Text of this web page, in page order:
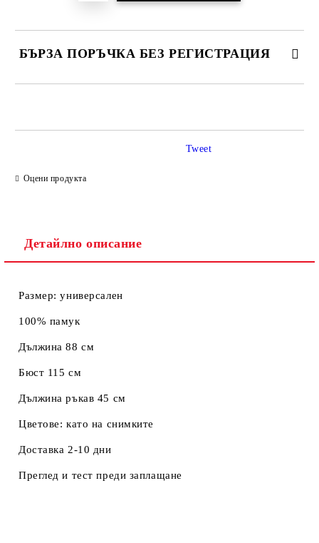
БЪРЗА ПОРЪЧКА БЕЗ РЕГИСТРАЦИЯ
Оцени продукта
Tweet
Детайлно описание
Размер: универсален
100% памук
Дължина 88 см
Бюст 115 см
Дължина ръкав 45 см
Цветове: като на снимките
Доставка 2-10 дни
Преглед и тест преди заплащане